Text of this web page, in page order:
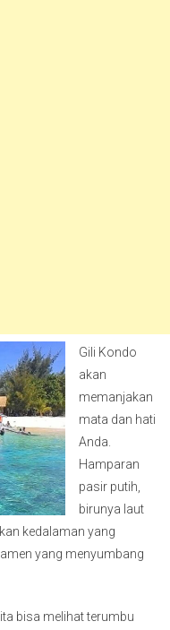
Gili Kondo
akan
memanjakan
mata dan hati
Anda.
Hamparan
pasir putih,
birunya laut
kedalaman yang
yang menyumbang
bisa melihat terumbu